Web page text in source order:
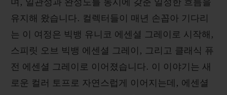
며, 일관성과 완성도를 동시에 갖춘 일정한 흐름을
유지해 왔습니다. 컬렉터들이 매년 손꼽아 기다리
는 이 여정은 빅뱅 유니코 에센셜 그레이로 시작해,
스피릿 오브 빅뱅 에센셜 그레이, 그리고 클래식 퓨
전 에센셜 그레이로 이어졌습니다. 이 이야기는 새
로운 컬러 토프로 자연스럽게 이어지는데, 에센셜